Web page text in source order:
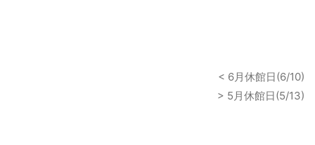
< 6月休館日(6/10)
> 5月休館日(5/13)